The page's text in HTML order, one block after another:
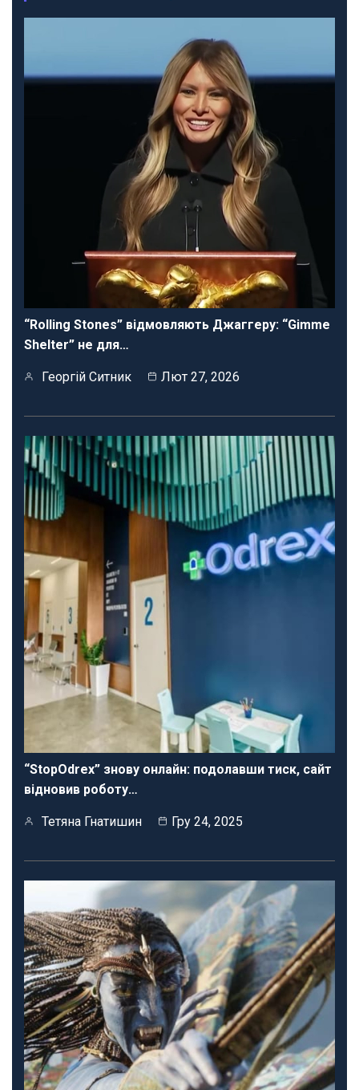
“Rolling Stones” відмовляють Джаггеру: “Gimme
Shelter” не для…
Георгій Ситник Лют 27, 2026
“StopOdrex” знову онлайн: подолавши тиск, сайт
відновив роботу…
Тетяна Гнатишин Гру 24, 2025